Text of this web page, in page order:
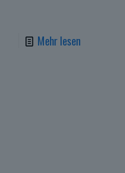
Mehr lesen